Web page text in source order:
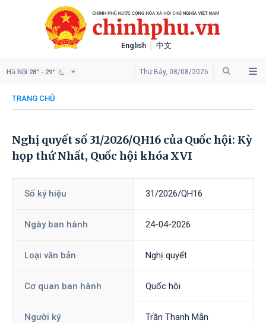
English 中文
Thứ Bảy, 08/08/2026
Hà Nội 28° - 29°
TRANG CHỦ
Nghị quyết số 31/2026/QH16 của Quốc hội: Kỳ
họp thứ Nhất, Quốc hội khóa XVI
Số ký hiệu 31/2026/QH16
Ngày ban hành 24-04-2026
Loại văn bản Nghị quyết
Cơ quan ban hành Quốc hội
Người ký Trần Thanh Mẫn